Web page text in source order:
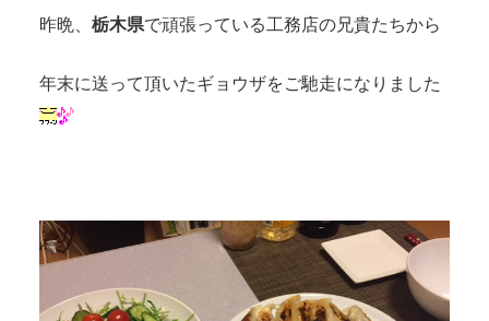
昨晩、 栃木県で頑張っている工務店の兄貴たちから
年末に送って頂いたギョウザをご馳走になりました